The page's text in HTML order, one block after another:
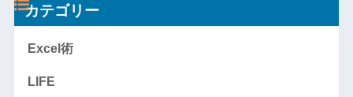
カテゴリー
Excel術
LIFE